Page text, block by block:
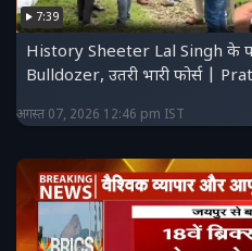
7:39
History Sheeter Lal Singh के
Bulldozer, उतरी भारी फोर्स |
अगस्त 07, 2026 12:46 pm IST